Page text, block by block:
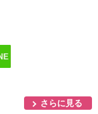
さらに見る